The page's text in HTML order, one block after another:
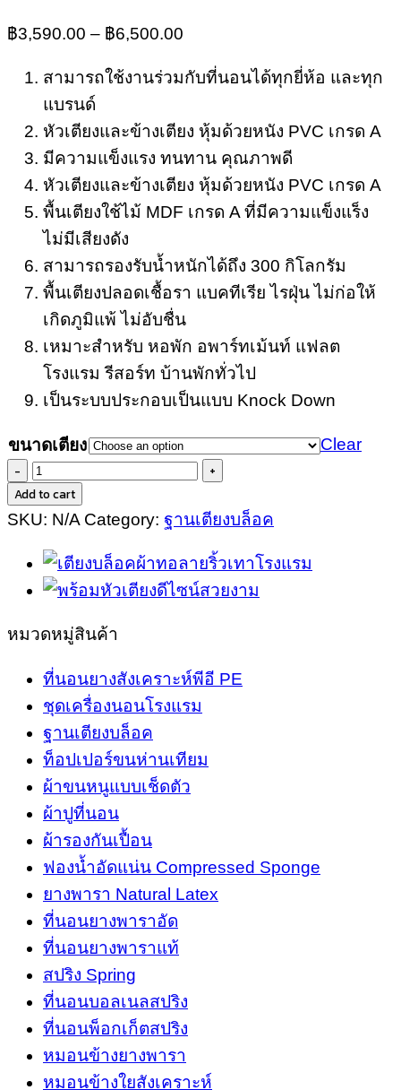
฿3,590.00 – ฿6,500.00
สามารถใช้งานร่วมกับที่นอนได้ทุกยี่ห้อ และทุก
แบรนด์
หัวเตียงและข้างเตียง หุ้มด้วยหนัง PVC เกรด A
มีความแข็งแรง ทนทาน คุณภาพดี
หัวเตียงและข้างเตียง หุ้มด้วยหนัง PVC เกรด A
พื้นเตียงใช้ไม้ MDF เกรด A ที่มีความแข็งแร็ง
ไม่มีเสียงดัง
สามารถรองรับน้ำหนักได้ถึง 300 กิโลกรัม
พื้นเตียงปลอดเชื้อรา แบคทีเรีย ไรฝุ่น ไม่ก่อให้
เกิดภูมิแพ้ ไม่อับชื่น
เหมาะสำหรับ หอพัก อพาร์ทเม้นท์ แฟลต
โรงแรม รีสอร์ท บ้านพักทั่วไป
เป็นระบบประกอบเป็นแบบ Knock Down
ขนาดเตียง
Clear
ฐาน
เตียง
บล็อค
เรียบ
หรู
มี
รอง
พร้อม
หัว
เตียง
แบบ
ตรง
ติด
เพชร
คริสตัล
สี
ขาว
ขนาด
6
ฟุต
5
ฟุต
Add to cart
SKU: N/A Category: ฐานเตียงบล็อค
หมวดหมู่สินค้า
ที่นอนยางสังเคราะห์พีอี PE
ชุดเครื่องนอนโรงแรม
ฐานเตียงบล็อค
ท็อปเปอร์ขนห่านเทียม
ผ้าขนหนูแบบเช็ดตัว
ผ้าปูที่นอน
ผ้ารองกันเปื้อน
ฟองน้ำอัดแน่น Compressed Sponge
ยางพารา Natural Latex
ที่นอนยางพาราอัด
ที่นอนยางพาราแท้
สปริง Spring
ที่นอนบอลเนลสปริง
ที่นอนพ็อกเก็ตสปริง
หมอนข้างยางพารา
หมอนข้างใยสังเคราะห์